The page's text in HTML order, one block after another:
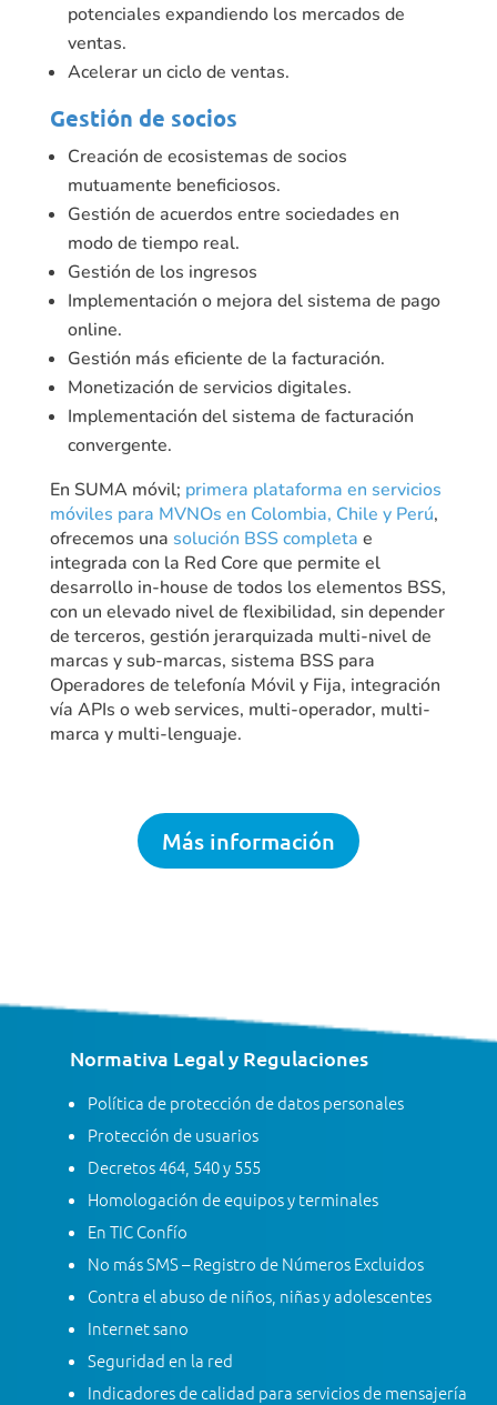
potenciales expandiendo los mercados de
ventas.
Acelerar un ciclo de ventas.
Gestión de socios
Creación de ecosistemas de socios
mutuamente beneficiosos.
Gestión de acuerdos entre sociedades en
modo de tiempo real.
Gestión de los ingresos
Implementación o mejora del sistema de pago
online.
Gestión más eficiente de la facturación.
Monetización de servicios digitales.
Implementación del sistema de facturación
convergente.
En SUMA móvil; primera plataforma en servicios
móviles para MVNOs en Colombia, Chile y Perú,
ofrecemos una solución BSS completa e
integrada con la Red Core que permite el
desarrollo in-house de todos los elementos BSS,
con un elevado nivel de flexibilidad, sin depender
de terceros, gestión jerarquizada multi-nivel de
marcas y sub-marcas, sistema BSS para
Operadores de telefonía Móvil y Fija, integración
vía APIs o web services, multi-operador, multi-
marca y multi-lenguaje.
Más información
Normativa Legal y Regulaciones
Política de protección de datos personales
Protección de usuarios
Decretos 464, 540 y 555
Homologación de equipos y terminales
En TIC Confío
No más SMS – Registro de Números Excluidos
Contra el abuso de niños, niñas y adolescentes
Internet sano
Seguridad en la red
Indicadores de calidad para servicios de mensajería